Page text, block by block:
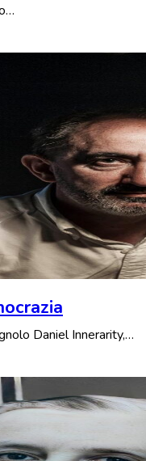
Daniel Innerarity,…